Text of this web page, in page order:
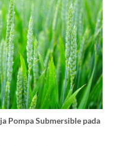
Pompa Submersible pada